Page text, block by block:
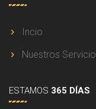
Incio
Nuestros
ESTAMOS 365 DÍAS